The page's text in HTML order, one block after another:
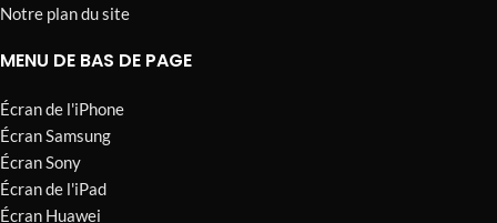
Notre plan du site
MENU DE BAS DE PAGE
Écran de l'iPhone
Écran Samsung
Écran Sony
Écran de l'iPad
Écran Huawei